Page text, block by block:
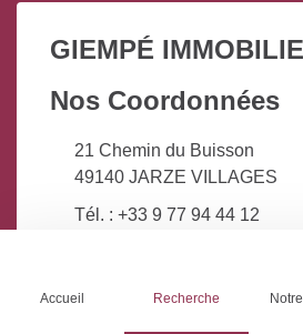
Accueil Recherche
GIEMPÉ
Nos Coordonnées
21 Chemin du Buisson
49140 JARZE VILLAGES
Tél. : +33 9 77 94 44 12
Nos Services